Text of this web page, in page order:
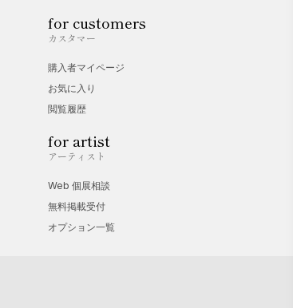
for customers
カスタマー
購入者マイページ
お気に入り
閲覧履歴
for artist
アーティスト
Web 個展相談
無料掲載受付
オプション一覧